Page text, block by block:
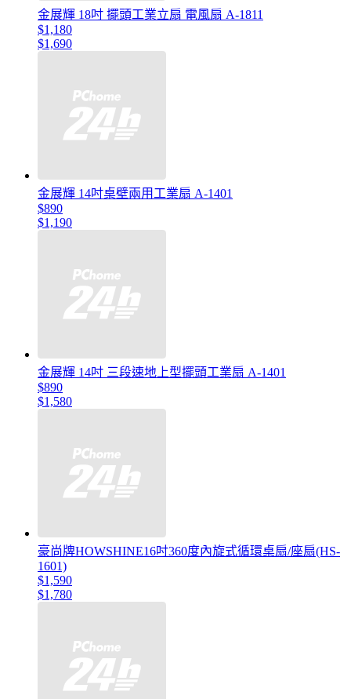
金展輝 18吋 擺頭工業立扇 電風扇 A-1811
$1,180
$1,690
金展輝 14吋桌壁兩用工業扇 A-1401
$890
$1,190
金展輝 14吋 三段速地上型擺頭工業扇 A-1401
$890
$1,580
豪尚牌HOWSHINE16吋360度內旋式循環桌扇/座扇(HS-
1601)
$1,590
$1,780